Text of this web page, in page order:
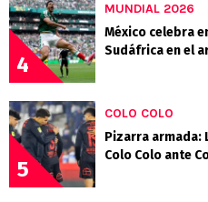
4
MUNDIAL 2026
México celebra
Sudáfrica en el
5
COLO COLO
Pizarra armada:
Colo Colo ante